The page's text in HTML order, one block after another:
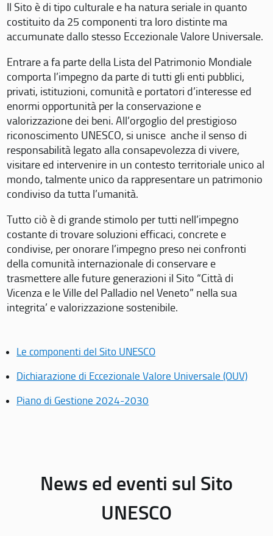
Il Sito è di tipo culturale e ha natura seriale in quanto
costituito da 25 componenti tra loro distinte ma
accumunate dallo stesso Eccezionale Valore Universale.
Entrare a fa parte della Lista del Patrimonio Mondiale
comporta l’impegno da parte di tutti gli enti pubblici,
privati, istituzioni, comunità e portatori d’interesse ed
enormi opportunità per la conservazione e
valorizzazione dei beni. All’orgoglio del prestigioso
riconoscimento UNESCO, si unisce anche il senso di
responsabilità legato alla consapevolezza di vivere,
visitare ed intervenire in un contesto territoriale unico al
mondo, talmente unico da rappresentare un patrimonio
condiviso da tutta l’umanità.
Tutto ciò è di grande stimolo per tutti nell’impegno
costante di trovare soluzioni efficaci, concrete e
condivise, per onorare l’impegno preso nei confronti
della comunità internazionale di conservare e
trasmettere alle future generazioni il Sito “Città di
Vicenza e le Ville del Palladio nel Veneto” nella sua
integrita’ e valorizzazione sostenibile.
Le componenti del Sito UNESCO
Dichiarazione di Eccezionale Valore Universale (OUV)
Piano di Gestione 2024-2030
News ed eventi sul Sito
UNESCO